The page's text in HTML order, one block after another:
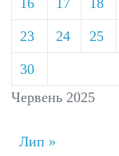
Червень 2025
23 24 25
30
Лип »